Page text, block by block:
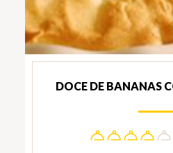
DOCE DE BANANAS